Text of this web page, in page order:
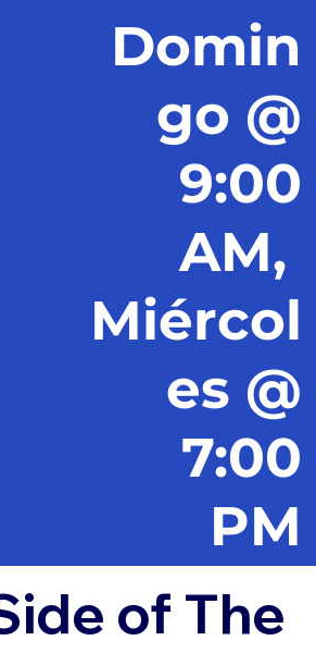
Domin
go @
9:00
AM,
Miércol
es @
7:00
PM
of The